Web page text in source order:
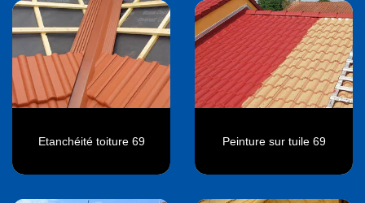
Etanchéité toiture 69 Peinture sur tuile 69